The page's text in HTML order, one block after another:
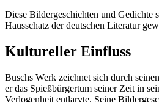
Diese Bildergeschichten und Gedichte
Hausschatz der deutschen Literatur
Kultureller Einfluss
Buschs Werk zeichnet sich durch
er das Spießbürgertum seiner Zeit in
Verlogenheit entlarvte. Seine